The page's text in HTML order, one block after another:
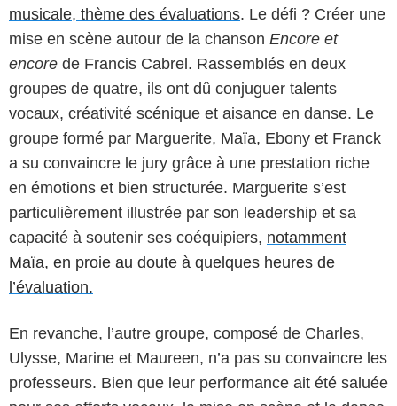
musicale, thème des évaluations. Le défi ? Créer une
mise en scène autour de la chanson Encore et
encore de Francis Cabrel. Rassemblés en deux
groupes de quatre, ils ont dû conjuguer talents
vocaux, créativité scénique et aisance en danse. Le
groupe formé par Marguerite, Maïa, Ebony et Franck
a su convaincre le jury grâce à une prestation riche
en émotions et bien structurée. Marguerite s’est
particulièrement illustrée par son leadership et sa
capacité à soutenir ses coéquipiers, notamment
Maïa, en proie au doute à quelques heures de
l’évaluation.
En revanche, l’autre groupe, composé de Charles,
Ulysse, Marine et Maureen, n’a pas su convaincre les
professeurs. Bien que leur performance ait été saluée